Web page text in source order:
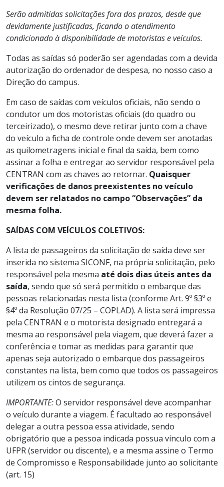
Serão admitidas solicitações fora dos prazos, desde que
devidamente justificadas, ficando o atendimento
condicionado à disponibilidade de motoristas e veículos.
Todas as saídas só poderão ser agendadas com a devida
autorização do ordenador de despesa, no nosso caso a
Direção do campus.
Em caso de saídas com veículos oficiais, não sendo o
condutor um dos motoristas oficiais (do quadro ou
terceirizado), o mesmo deve retirar junto com a chave
do veículo a ficha de controle onde devem ser anotadas
as quilometragens inicial e final da saída, bem como
assinar a folha e entregar ao servidor responsável pela
CENTRAN com as chaves ao retornar. Quaisquer
verificações de danos preexistentes no veículo
devem ser relatados no campo “Observações” da
mesma folha.
SAÍDAS COM VEÍCULOS COLETIVOS:
A lista de passageiros da solicitação de saída deve ser
inserida no sistema SICONF, na própria solicitação, pelo
responsável pela mesma até dois dias úteis antes da
saída, sendo que só será permitido o embarque das
pessoas relacionadas nesta lista (conforme Art. 9º §3º e
§4º da Resolução 07/25 – COPLAD). A lista será impressa
pela CENTRAN e o motorista designado entregará a
mesma ao responsável pela viagem, que deverá fazer a
conferência e tomar as medidas para garantir que
apenas seja autorizado o embarque dos passageiros
constantes na lista, bem como que todos os passageiros
utilizem os cintos de segurança.
IMPORTANTE:O servidor responsável deve acompanhar
o veículo durante a viagem. É facultado ao responsável
delegar a outra pessoa essa atividade, sendo
obrigatório que a pessoa indicada possua vínculo com a
UFPR (servidor ou discente), e a mesma assine o Termo
de Compromisso e Responsabilidade junto ao solicitante
(art. 15)